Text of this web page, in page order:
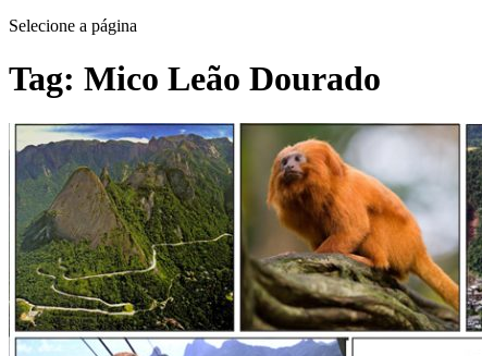
Selecione a página
Tag: Mico Leão Dourado